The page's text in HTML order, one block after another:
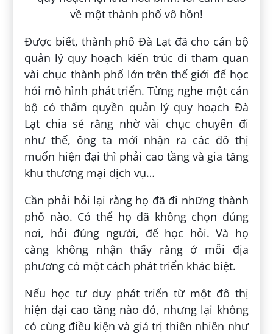
Được biết, thành phố Đà Lạt đã cho cán bộ
quản lý quy hoạch kiến trúc đi tham quan
vài chục thành phố lớn trên thế giới để học
hỏi mô hình phát triển. Từng nghe một cán
bộ có thẩm quyền quản lý quy hoạch Đà
Lạt chia sẻ rằng nhờ vài chục chuyến đi
như thế, ông ta mới nhận ra các đô thị
muốn hiện đại thì phải cao tầng và gia tăng
khu thương mại dịch vụ…
Cần phải hỏi lại rằng họ đã đi những thành
phố nào. Có thể họ đã không chọn đúng
nơi, hỏi đúng người, để học hỏi. Và họ
càng không nhận thấy rằng ở mỗi địa
phương có một cách phát triển khác biệt.
Nếu học tư duy phát triển từ một đô thị
hiện đại cao tầng nào đó, nhưng lại không
có cùng điều kiện và giá trị thiên nhiên như